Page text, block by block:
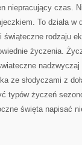
niepracujący czas.
To działa w
rodzaju
życzenia.
ze słodyczami z
typów życzeń
święta napisać